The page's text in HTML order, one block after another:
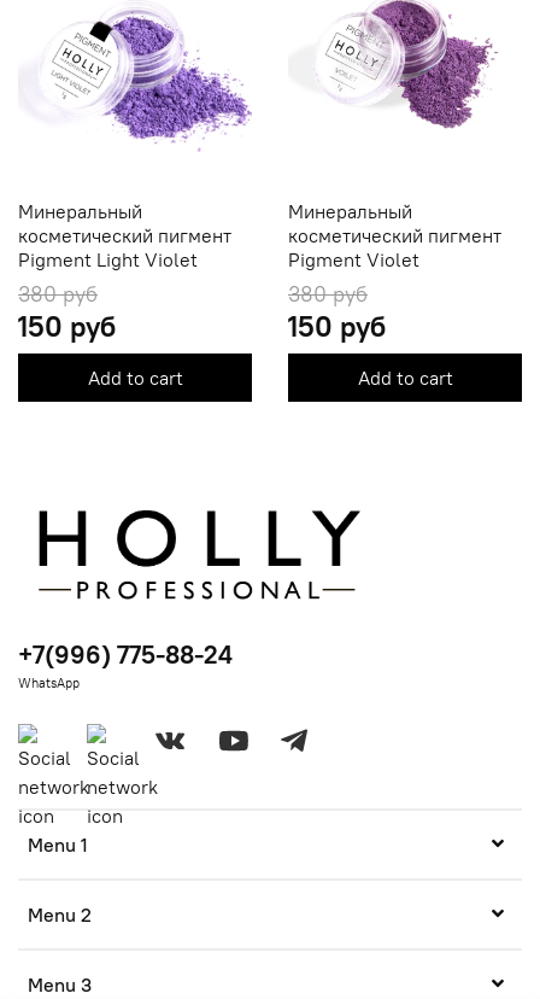
Минеральный
косметический пигмент
Pigment Light Violet
380 руб
150 руб
Add to cart
Минеральный
косметический пигмент
Pigment Violet
380 руб
150 руб
Add to cart
Menu 1
Menu 2
Menu 3
+7(996) 775-88-24
WhatsApp